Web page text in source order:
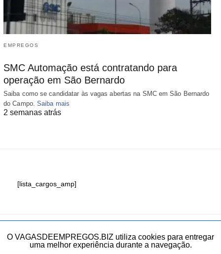
EMPREGOS
SMC Automação está contratando para
operação em São Bernardo
Saiba como se candidatar às vagas abertas na SMC em São Bernardo
do Campo. Saiba mais
2 semanas atrás
[lista_cargos_amp]
Fale conosco
O VAGASDEEMPREGOS.BIZ utiliza cookies para entregar
uma melhor experiência durante a navegação.